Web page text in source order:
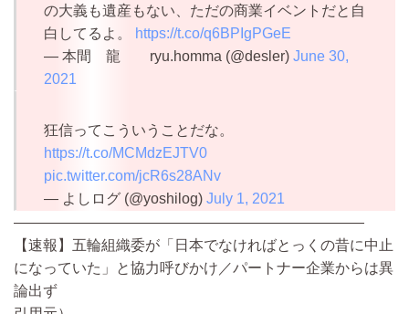
の大義も遺産もない、ただの商業イベントだと自
白してるよ。
https://t.co/q6BPIgPGeE
— 本間 龍 ryu.homma (@desler) June 30,
2021
狂信ってこういうことだな。
https://t.co/MCMdzEJTV0
pic.twitter.com/jcR6s28ANv
— よしログ (@yoshilog) July 1, 2021
————————————————————————
【速報】五輪組織委が「日本でなければとっくの昔に中止
になっていた」と協力呼びかけ／パートナー企業からは異
論出ず